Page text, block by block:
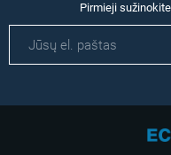
Pirmieji